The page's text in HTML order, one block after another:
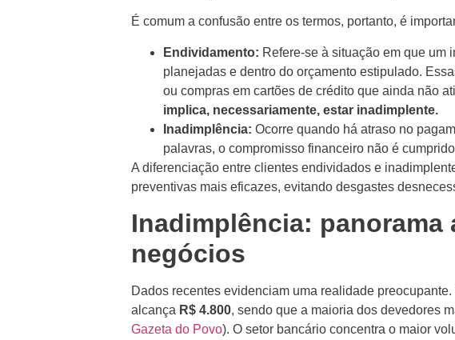
É comum a confusão entre os termos, portanto, é
Endividamento: Refere-se à situação em que um
planejadas e dentro do orçamento estipulado.
ou compras em cartões de crédito que ainda não
implica, necessariamente, estar inadimplente.
Inadimplência: Ocorre quando há atraso no
palavras, o compromisso financeiro não é
A diferenciação entre clientes endividados e
preventivas mais eficazes, evitando desgastes
Inadimplência:
negócios
Dados recentes evidenciam uma realidade
alcança R$ 4.800, sendo que a maioria dos devedores
Gazeta do Povo). O setor bancário concentra o maior